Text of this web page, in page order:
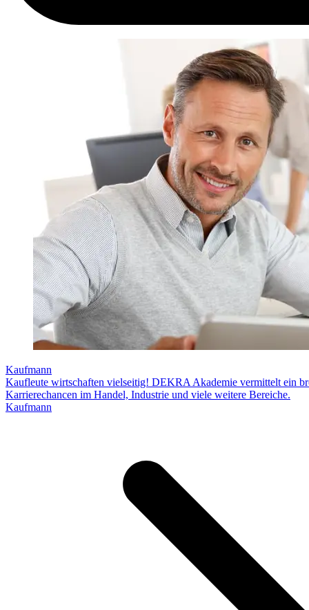
Kaufmann
Kaufleute wirtschaften vielseitig! DEKRA Akademie vermittelt ein
Karrierechancen im Handel, Industrie und viele weitere Bereiche.
Kaufmann